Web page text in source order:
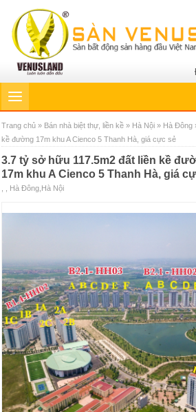
Trang chủ » Bán nhà biệt thự, liền kề » Hà Nội » Hà Đông
kề đường 17m khu A Cienco 5 Thanh Hà, giá cực sẻ
3.7 tỷ sở hữu 117.5m2 đất liền kề đường
17m khu A Cienco 5 Thanh Hà, giá
, , Hà Đông,Hà Nội